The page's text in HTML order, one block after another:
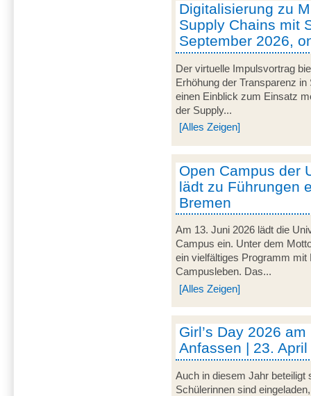
Digitalisierung zu
Supply Chains mit
September 2026,
Der virtuelle Impulsvortrag
Erhöhung der Transparenz
einen Einblick zum Einsatz
der Supply...
[Alles Zeigen]
Open Campus der
lädt zu Führungen
Bremen
Am 13. Juni 2026 lädt die
Campus ein. Unter dem
ein vielfältiges Programm
Campusleben. Das...
[Alles Zeigen]
Girl’s Day 2026
Anfassen | 23.
Auch in diesem Jahr beteiligt
Schülerinnen sind